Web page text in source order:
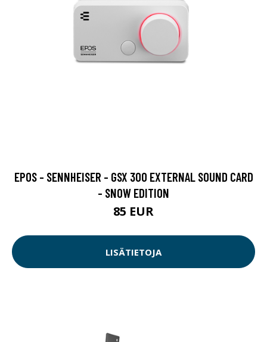
EPOS - SENNHEISER - GSX 300 EXTERNAL SOUND CARD
- SNOW EDITION
85 EUR
LISÄTIETOJA